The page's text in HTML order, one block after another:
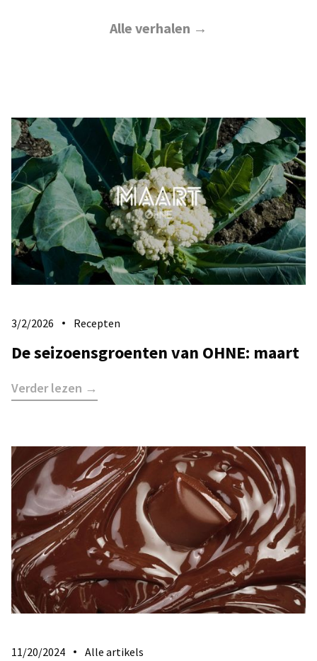
Alle verhalen →
3/2/2026 Recepten
De seizoensgroenten van OHNE: maart
Verder lezen →
11/20/2024 Alle artikels